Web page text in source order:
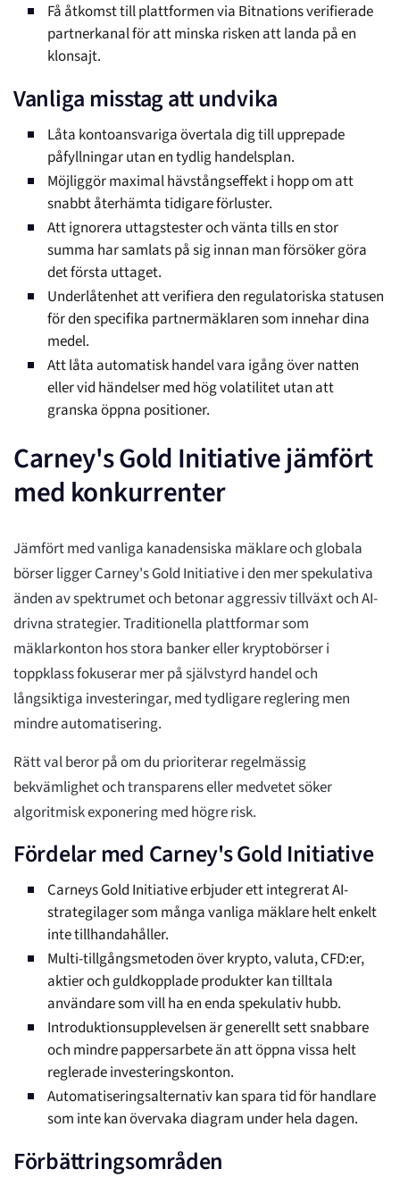
Få åtkomst till plattformen via Bitnations verifierade
partnerkanal för att minska risken att landa på en
klonsajt.
Vanliga misstag att undvika
Låta kontoansvariga övertala dig till upprepade
påfyllningar utan en tydlig handelsplan.
Möjliggör maximal hävstångseffekt i hopp om att
snabbt återhämta tidigare förluster.
Att ignorera uttagstester och vänta tills en stor
summa har samlats på sig innan man försöker göra
det första uttaget.
Underlåtenhet att verifiera den regulatoriska statusen
för den specifika partnermäklaren som innehar dina
medel.
Att låta automatisk handel vara igång över natten
eller vid händelser med hög volatilitet utan att
granska öppna positioner.
Carney's Gold Initiative jämfört
med konkurrenter
Jämfört med vanliga kanadensiska mäklare och globala
börser ligger Carney's Gold Initiative i den mer spekulativa
änden av spektrumet och betonar aggressiv tillväxt och AI-
drivna strategier. Traditionella plattformar som
mäklarkonton hos stora banker eller kryptobörser i
toppklass fokuserar mer på självstyrd handel och
långsiktiga investeringar, med tydligare reglering men
mindre automatisering.
Rätt val beror på om du prioriterar regelmässig
bekvämlighet och transparens eller medvetet söker
algoritmisk exponering med högre risk.
Fördelar med Carney's Gold Initiative
Carneys Gold Initiative erbjuder ett integrerat AI-
strategilager som många vanliga mäklare helt enkelt
inte tillhandahåller.
Multi-tillgångsmetoden över krypto, valuta, CFD:er,
aktier och guldkopplade produkter kan tilltala
användare som vill ha en enda spekulativ hubb.
Introduktionsupplevelsen är generellt sett snabbare
och mindre pappersarbete än att öppna vissa helt
reglerade investeringskonton.
Automatiseringsalternativ kan spara tid för handlare
som inte kan övervaka diagram under hela dagen.
Förbättringsområden